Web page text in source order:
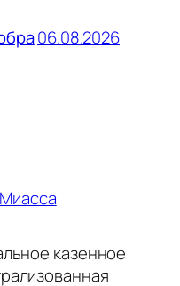
06.08.2026
казенное